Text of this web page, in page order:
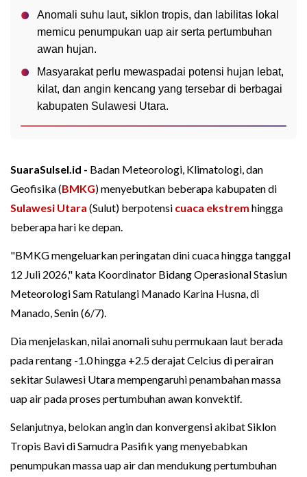
Anomali suhu laut, siklon tropis, dan labilitas lokal
memicu penumpukan uap air serta pertumbuhan
awan hujan.
Masyarakat perlu mewaspadai potensi hujan lebat,
kilat, dan angin kencang yang tersebar di berbagai
kabupaten Sulawesi Utara.
SuaraSulsel.id - Badan Meteorologi, Klimatologi, dan
Geofisika (BMKG) menyebutkan beberapa kabupaten di
Sulawesi Utara (Sulut) berpotensi cuaca ekstrem hingga
beberapa hari ke depan.
"BMKG mengeluarkan peringatan dini cuaca hingga tanggal
12 Juli 2026," kata Koordinator Bidang Operasional Stasiun
Meteorologi Sam Ratulangi Manado Karina Husna, di
Manado, Senin (6/7).
Dia menjelaskan, nilai anomali suhu permukaan laut berada
pada rentang -1.0 hingga +2.5 derajat Celcius di perairan
sekitar Sulawesi Utara mempengaruhi penambahan massa
uap air pada proses pertumbuhan awan konvektif.
Selanjutnya, belokan angin dan konvergensi akibat Siklon
Tropis Bavi di Samudra Pasifik yang menyebabkan
penumpukan massa uap air dan mendukung pertumbuhan